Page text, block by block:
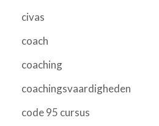
civas
coach
coaching
coachingsvaardigheden
code 95 cursus